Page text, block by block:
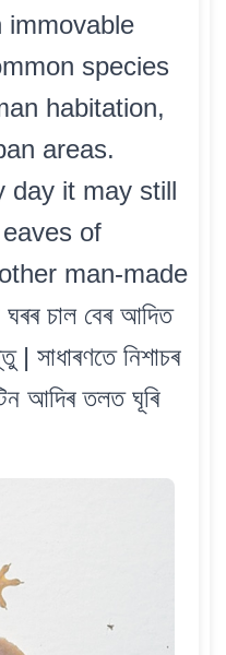
immovable
species
habitation,
areas.
day it may still
of
man-made
চাল বেৰ আদিত
| সাধাৰণতে নিশাচৰ
আদিৰ তলত ঘূৰি